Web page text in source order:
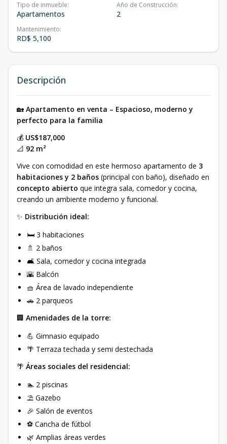
Tipo de inmueble:
Apartamentos
Año de Construcción:
2
Mantenimiento:
RD$ 5,100
Descripción
🏡 Apartamento en venta – Espacioso, moderno y
perfecto para la familia
💰 US$187,000
📐 92 m²
Vive con comodidad en este hermoso apartamento de 3
habitaciones y 2 baños (principal con baño), diseñado en
concepto abierto que integra sala, comedor y cocina,
creando un ambiente moderno y funcional.
✨ Distribución ideal:
🛏 3 habitaciones
🚿 2 baños
🛋 Sala, comedor y cocina integrada
🌇 Balcón
🧺 Área de lavado independiente
🚗 2 parqueos
🏢 Amenidades de la torre:
💪 Gimnasio equipado
🌴 Terraza techada y semi destechada
🌴 Áreas sociales del residencial:
🏊 2 piscinas
⛱ Gazebo
🎉 Salón de eventos
⚽ Cancha de fútbol
🌿 Amplias áreas verdes